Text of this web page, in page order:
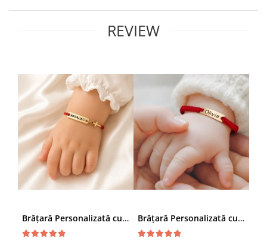
REVIEW
Brățară Personalizată cu Nume și Cruciuță – Inox Aur IP Brățară Personalizată cu Nume, Inox Auriu Waterproof, pentru copii